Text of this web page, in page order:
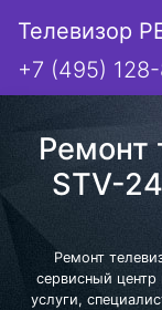
Телевизор
+7 (495)
Ремонт
STV-
Ремонт
сервисный
услуги,